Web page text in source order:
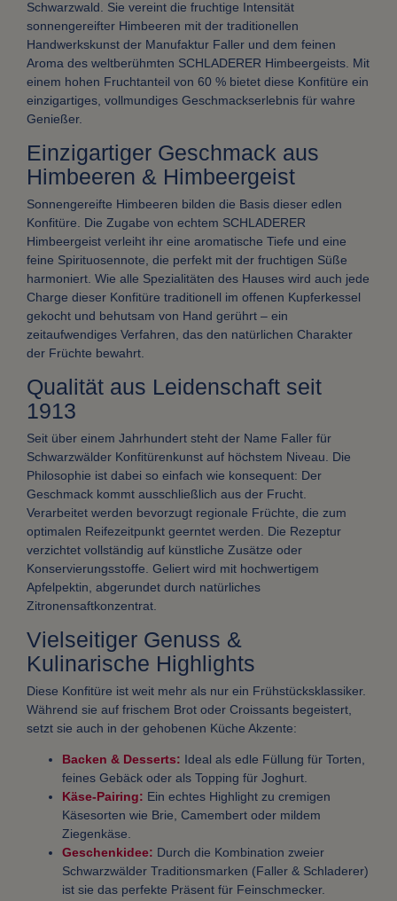
Schwarzwald. Sie vereint die fruchtige Intensität
sonnengereifter Himbeeren mit der traditionellen
Handwerkskunst der Manufaktur Faller und dem feinen
Aroma des weltberühmten SCHLADERER Himbeergeists. Mit
einem hohen Fruchtanteil von 60 % bietet diese Konfitüre ein
einzigartiges, vollmundiges Geschmackserlebnis für wahre
Genießer.
Einzigartiger Geschmack aus
Himbeeren & Himbeergeist
Sonnengereifte Himbeeren bilden die Basis dieser edlen
Konfitüre. Die Zugabe von echtem SCHLADERER
Himbeergeist verleiht ihr eine aromatische Tiefe und eine
feine Spirituosennote, die perfekt mit der fruchtigen Süße
harmoniert. Wie alle Spezialitäten des Hauses wird auch jede
Charge dieser Konfitüre traditionell im offenen Kupferkessel
gekocht und behutsam von Hand gerührt – ein
zeitaufwendiges Verfahren, das den natürlichen Charakter
der Früchte bewahrt.
Qualität aus Leidenschaft seit
1913
Seit über einem Jahrhundert steht der Name Faller für
Schwarzwälder Konfitürenkunst auf höchstem Niveau. Die
Philosophie ist dabei so einfach wie konsequent: Der
Geschmack kommt ausschließlich aus der Frucht.
Verarbeitet werden bevorzugt regionale Früchte, die zum
optimalen Reifezeitpunkt geerntet werden. Die Rezeptur
verzichtet vollständig auf künstliche Zusätze oder
Konservierungsstoffe. Geliert wird mit hochwertigem
Apfelpektin, abgerundet durch natürliches
Zitronensaftkonzentrat.
Vielseitiger Genuss &
Kulinarische Highlights
Diese Konfitüre ist weit mehr als nur ein Frühstücksklassiker.
Während sie auf frischem Brot oder Croissants begeistert,
setzt sie auch in der gehobenen Küche Akzente:
Backen & Desserts: Ideal als edle Füllung für Torten,
feines Gebäck oder als Topping für Joghurt.
Käse-Pairing: Ein echtes Highlight zu cremigen
Käsesorten wie Brie, Camembert oder mildem
Ziegenkäse.
Geschenkidee: Durch die Kombination zweier
Schwarzwälder Traditionsmarken (Faller & Schladerer)
ist sie das perfekte Präsent für Feinschmecker.